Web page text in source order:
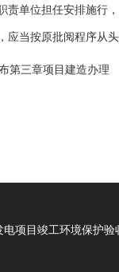
责单位担任安排施行
应当按原批阅程序从
第三章项目建造办理
项目竣工环境保护验